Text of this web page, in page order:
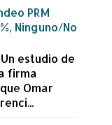
PRM
Ninguno/No
Un estudio de
firma
Omar